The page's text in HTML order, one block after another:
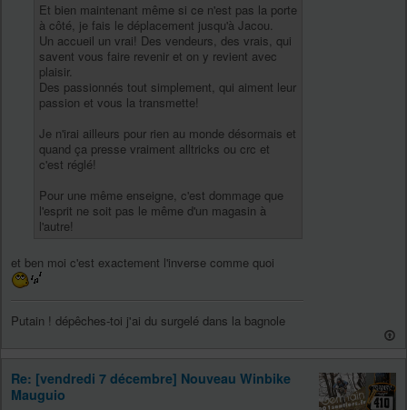
Et bien maintenant même si ce n'est pas la porte
à côté, je fais le déplacement jusqu'à Jacou.
Un accueil un vrai! Des vendeurs, des vrais, qui
savent vous faire revenir et on y revient avec
plaisir.
Des passionnés tout simplement, qui aiment leur
passion et vous la transmette!
Je n'irai ailleurs pour rien au monde désormais et
quand ça presse vraiment alltricks ou crc et
c'est réglé!
Pour une même enseigne, c'est dommage que
l'esprit ne soit pas le même d'un magasin à
l'autre!
et ben moi c'est exactement l'inverse comme quoi
Putain ! dépêches-toi j'ai du surgelé dans la bagnole
Re: [vendredi 7 décembre] Nouveau Winbike
Mauguio